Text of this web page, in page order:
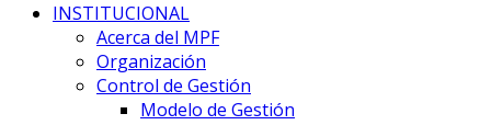
INSTITUCIONAL
Acerca del MPF
Organización
Control de Gestión
Modelo de Gestión